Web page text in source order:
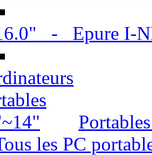
- Epure I-
les PC